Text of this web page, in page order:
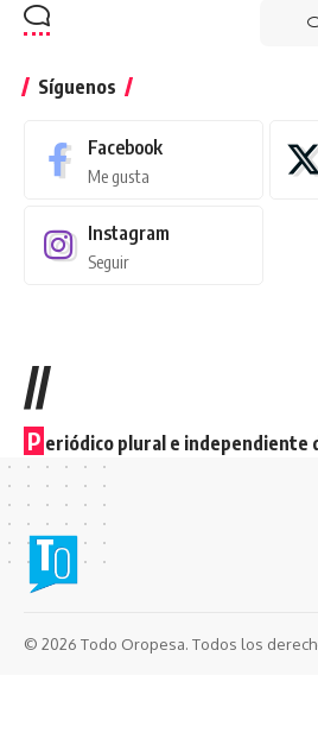
Síguenos
Facebook
Me gusta
Instagram
Seguir
//
P eriódico plural e independiente
© 2026 Todo Oropesa. Todos los